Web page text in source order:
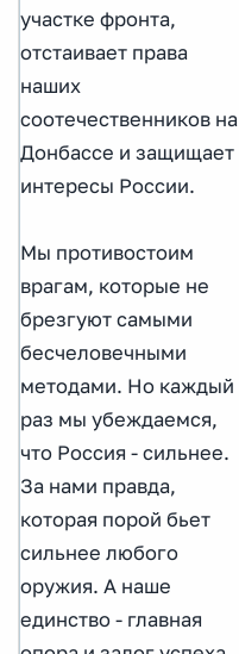
участке фронта,
отстаивает права
наших
соотечественников на
Донбассе и защищает
интересы России.
Мы противостоим
врагам, которые не
брезгуют самыми
бесчеловечными
методами. Но каждый
раз мы убеждаемся,
что Россия - сильнее.
За нами правда,
которая порой бьет
сильнее любого
оружия. А наше
единство - главная